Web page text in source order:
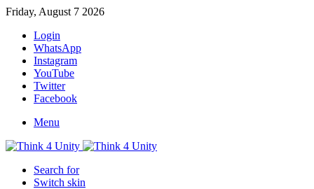
Friday, August 7 2026
Login
WhatsApp
Instagram
YouTube
Twitter
Facebook
Menu
Search for
Switch skin